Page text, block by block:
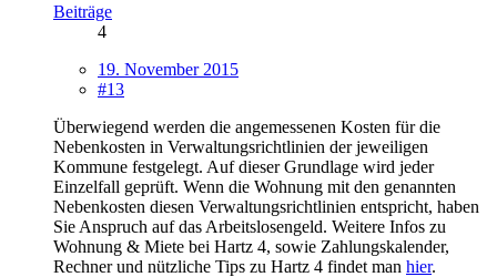
Beiträge
4
19. November 2015
#13
Überwiegend werden die angemessenen Kosten für die
Nebenkosten in Verwaltungsrichtlinien der jeweiligen
Kommune festgelegt. Auf dieser Grundlage wird jeder
Einzelfall geprüft. Wenn die Wohnung mit den genannten
Nebenkosten diesen Verwaltungsrichtlinien entspricht, haben
Sie Anspruch auf das Arbeitslosengeld. Weitere Infos zu
Wohnung & Miete bei Hartz 4, sowie Zahlungskalender,
Rechner und nützliche Tips zu Hartz 4 findet man hier.